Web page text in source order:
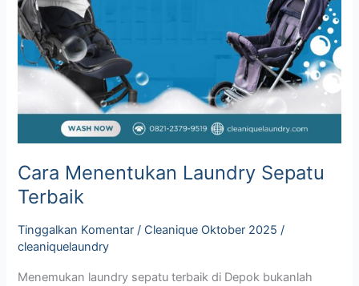
Cara Menentukan Laundry Sepatu
Terbaik
Tinggalkan Komentar / Cleanique Oktober 2025 /
cleaniquelaundry
Menemukan laundry sepatu terbaik di Depok bukanlah